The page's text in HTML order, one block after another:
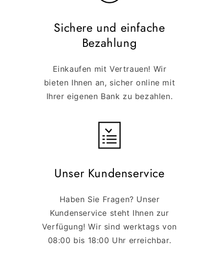
Sichere und einfache
Bezahlung
Einkaufen mit Vertrauen! Wir
bieten Ihnen an, sicher online mit
Ihrer eigenen Bank zu bezahlen.
Unser Kundenservice
Haben Sie Fragen? Unser
Kundenservice steht Ihnen zur
Verfügung! Wir sind werktags von
08:00 bis 18:00 Uhr erreichbar.